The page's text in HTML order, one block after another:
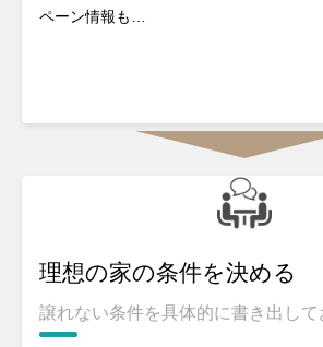
ペーン情報も…
理想の家の条件を決める
譲れない条件を具体的に書き出して